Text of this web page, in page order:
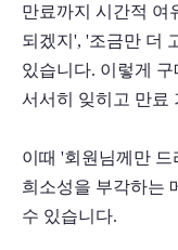
만료까지 시간적 여
되겠지', '조금만 더
있습니다. 이렇게
서서히 잊히고 만료
이때 '회원님께만 드
희소성을 부각하는
수 있습니다.